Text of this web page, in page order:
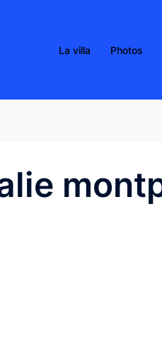
La villa Photos